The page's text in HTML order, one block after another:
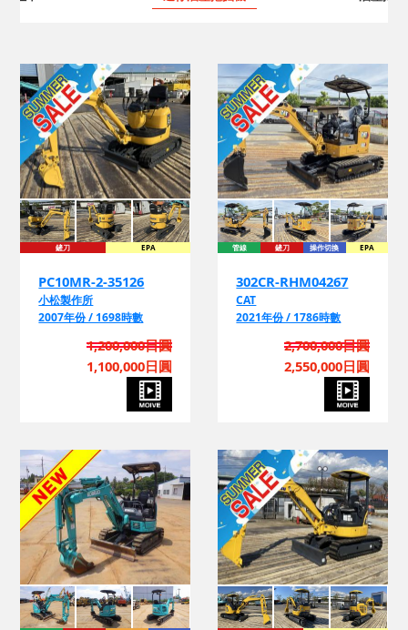
鏟刀 EPA
PC10MR-2-35126
小松製作所
2007年份 / 1698時數
1,200,000日圓
1,100,000日圓
管線 鏟刀 操作切換 EPA
302CR-RHM04267
CAT
2021年份 / 1786時數
2,700,000日圓
2,550,000日圓